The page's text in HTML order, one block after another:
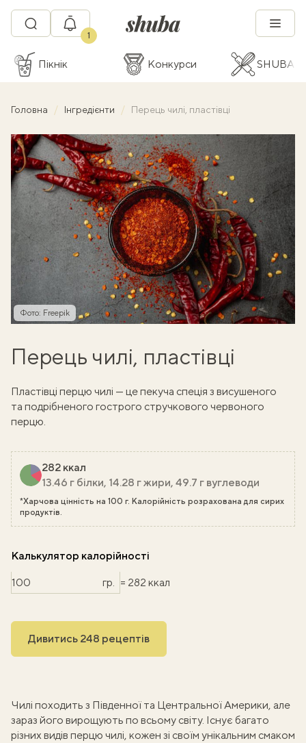
1
Пікнік Конкурси SHUBA
Головна Інгредієнти Перець чилі, пластівці
Фото: Freepik
Перець чилі, пластівці
Пластівці перцю чилі — це пекуча спеція з висушеного
та подрібненого гострого стручкового червоного
перцю.
282 ккал
13.46 г білки, 14.28 г жири, 49.7 г вуглеводи
*Харчова цінність на 100 г. Калорійність розрахована для сирих
продуктів.
Калькулятор калорійності
гр. = 282 ккал
Дивитись 248 рецептів
Чилі походить з Південної та Центральної Америки, але
зараз його вирощують по всьому світу. Існує багато
різних видів перцю чилі, кожен зі своїм унікальним смаком